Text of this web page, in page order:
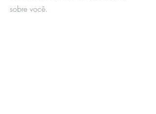
sobre você.